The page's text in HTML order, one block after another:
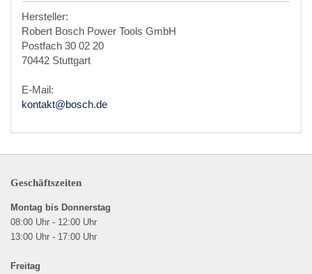
Hersteller:
Robert Bosch Power Tools GmbH
Postfach 30 02 20
70442 Stuttgart
E-Mail:
kontakt@bosch.de
Geschäftszeiten
Montag bis Donnerstag
08:00 Uhr - 12:00 Uhr
13:00 Uhr - 17:00 Uhr
Freitag